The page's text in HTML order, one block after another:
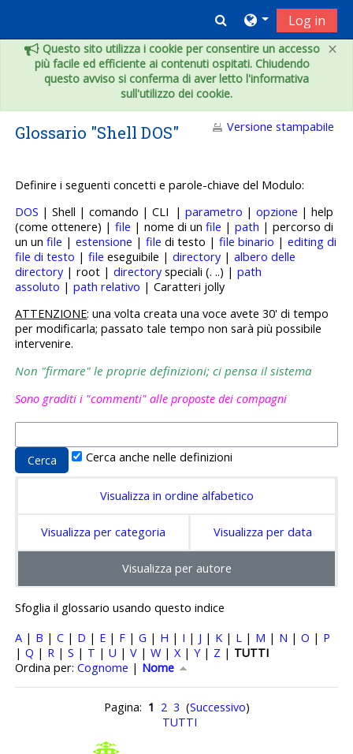
×
Questo sito utilizza i cookie per consentire un accesso
più facile ed efficiente ai contenuti ospitati. Chiudendo
questo avviso si conferma di aver letto l'informativa
sull'utilizzo dei cookie.
Toggle search
Log in
Glossario "Shell DOS" Versione stampabile
Definire i seguenti concetti e parole-chiave del Modulo:
DOS | Shell | comando | CLI |parametro |opzione | help
(come ottenere) |file | nome di unfile |path | percorso di
un unfile |estensione |file di testo |file binario |editing di
file di testo |file eseguibile |directory |albero delle
directory | root |directory speciali (. ..) |path
assoluto |path relativo | Caratteri jolly
ATTENZIONE: una volta creata una voce avete 30' di tempo
per modificarla; passato tale tempo non sarà più possibile
intervenire.
Non "firmare" le proprie definizioni; ci pensa il sistema
Sono graditi i "commenti" alle proposte dei compagni
Cerca anche nelle definizioni
Visualizza in ordine alfabetico
Visualizza per categoria Visualizza per data
Visualizza per autore
Sfoglia il glossario usando questo indice
A | B |C | D | E | F |G | H | I | J | K | L | M | N |O | P
|Q | R |S | T |U |V |W |X |Y| Z | TUTTI
Ordinato per Nome crescente
Ordina per:Cognome | Nome
Pagina: 1 2 3 (Successivo)
TUTTI